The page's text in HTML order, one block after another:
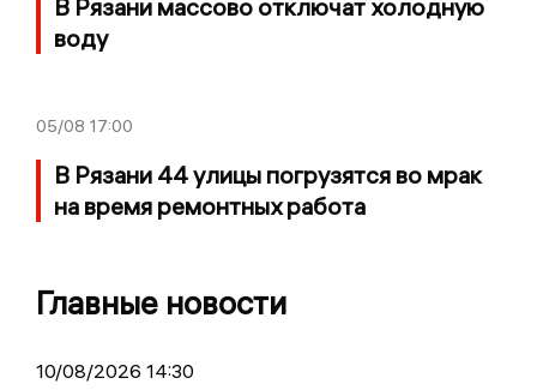
В Рязани массово отключат холодную
воду
05/08 17:00
В Рязани 44 улицы погрузятся во мрак
на время ремонтных работа
Главные новости
10/08/2026 14:30